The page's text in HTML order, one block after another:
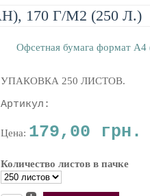
170 Г/М2 (250 Л.)
Офсетная бумага формат
УПАКОВКА 250 ЛИСТОВ.
Артикул:
Цена: 179,00 грн.
Количество листов в пачке